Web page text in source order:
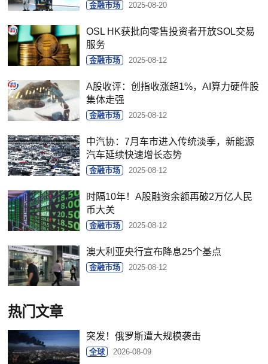
金融市场 2025-08-20
OSL HK获批向零售投资者开放SOL交易
服务
金融市场 2025-08-12
A股收评：创指收涨超1%，AI算力硬件股
集体走强
金融市场 2025-08-12
中汽协：7月车市进入传统淡季，新能源
汽车延续快速增长态势
金融市场 2025-08-12
时隔10年！A股融资余额再破2万亿人民
币大关
金融市场 2025-08-12
澳大利亚央行宣布降息25个基点
金融市场 2025-08-12
热门文章
突发！俄罗斯遭大规模袭击
全球 2026-08-09